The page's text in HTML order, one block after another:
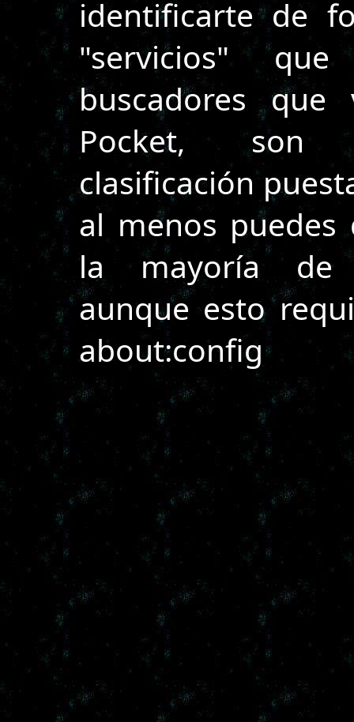
identificarte de
"servicios"
buscadores
Pocket, son
clasificación
al menos
la mayoría de
aunque esto
about:config